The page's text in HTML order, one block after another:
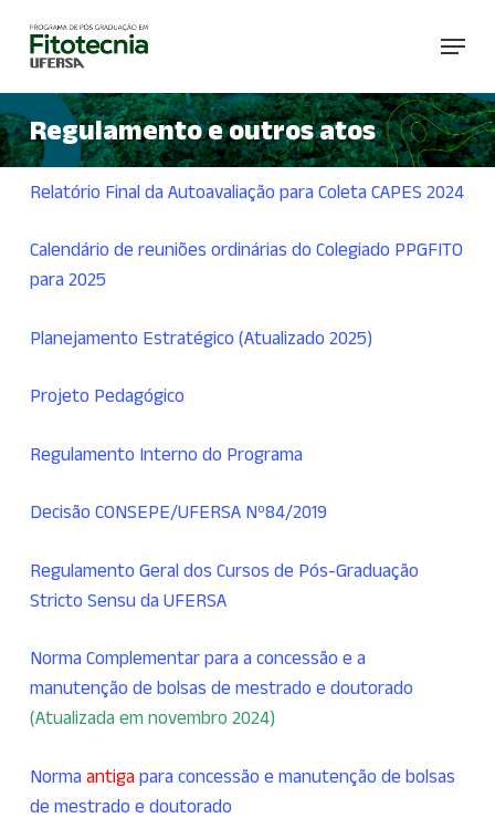
main
content
Menu
Regulamento e outros atos
Relatório Final da Autoavaliação para Coleta CAPES 2024
Calendário de reuniões ordinárias do Colegiado PPGFITO
para 2025
Planejamento Estratégico (Atualizado 2025)
Projeto Pedagógico
Regulamento Interno do Programa
Decisão CONSEPE/UFERSA Nº84/2019
Regulamento Geral dos Cursos de Pós-Graduação
Stricto Sensu da UFERSA
Norma Complementar para a concessão e a
manutenção de bolsas de mestrado e doutorado
(Atualizada em novembro 2024)
Norma antigapara concessão e manutenção de bolsas
de mestrado e doutorado